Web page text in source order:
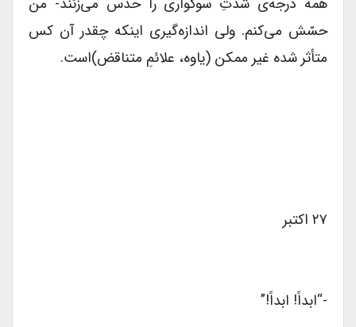
حسّش می‌کنم. ولی اندازه‌گیری اینکه چقدر آن کس
متأثر شده غیر ممکن (یاوه، علائمِ متناقض)است.
۲۷ اکتبر
-“ابداً! ابداً!”